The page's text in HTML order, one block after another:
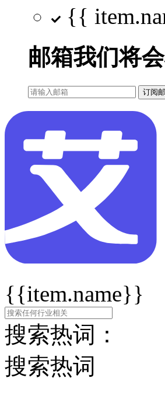
{{
邮箱我们将
订阅
{{item.name}}
搜索热词：
搜索热词